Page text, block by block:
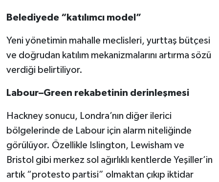
Belediyede “katılımcı model”
Yeni yönetimin mahalle meclisleri, yurttaş bütçesi
ve doğrudan katılım mekanizmalarını artırma sözü
verdiği belirtiliyor.
Labour–Green rekabetinin derinleşmesi
Hackney sonucu, Londra’nın diğer ilerici
bölgelerinde de Labour için alarm niteliğinde
görülüyor. Özellikle Islington, Lewisham ve
Bristol gibi merkez sol ağırlıklı kentlerde Yeşiller’in
artık “protesto partisi” olmaktan çıkıp iktidar